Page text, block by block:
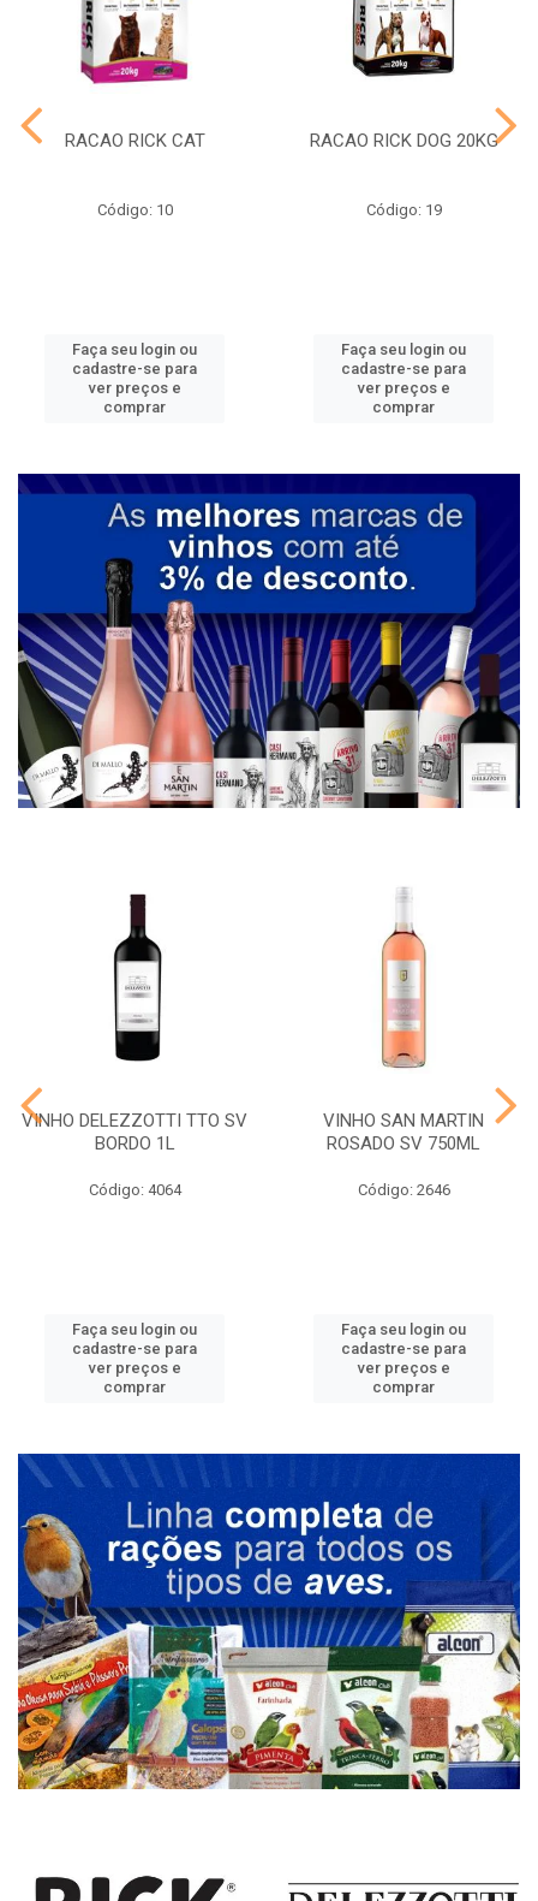
RACAO RICK CAT
Código: 10
Faça seu login ou
cadastre-se para
ver preços e
comprar
RACAO RICK DOG 20KG
Código: 19
Faça seu login ou
cadastre-se para
ver preços e
comprar
VINHO DELEZZOTTI TTO SV
BORDO 1L
Código: 4064
Faça seu login ou
cadastre-se para
ver preços e
comprar
VINHO SAN MARTIN
ROSADO SV 750ML
Código: 2646
Faça seu login ou
cadastre-se para
ver preços e
comprar